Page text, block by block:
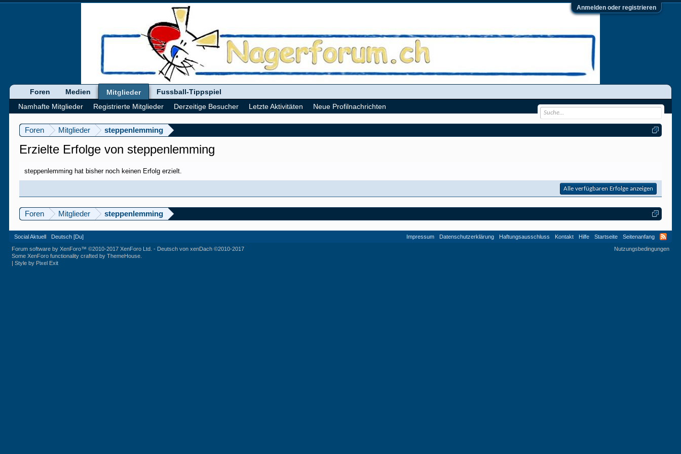
Anmelden oder registrieren
Foren Mitglieder steppenlemming
Erzielte Erfolge von steppenlemming
steppenlemming hat bisher noch keinen Erfolg erzielt.
Alle verfügbaren Erfolge anzeigen
Foren Mitglieder steppenlemming
Foren Medien
Mitglieder
Namhafte Mitglieder
Registrierte Mitglieder Derzeitige Besucher Letzte Aktivitäten Neue Profilnachrichten
Fussball-Tippspiel
Social Aktuell Deutsch [Du] Impressum Datenschutzerklärung Haftungsausschluss Kontakt Hilfe Startseite
Seitenanfang
Nutzungsbedingungen
Forum software by XenForo™©2010-2017 XenForo Ltd. - Deutsch von xenDach©2010-2017
Some XenForo functionality crafted byThemeHouse
|Style by Pixel Exit